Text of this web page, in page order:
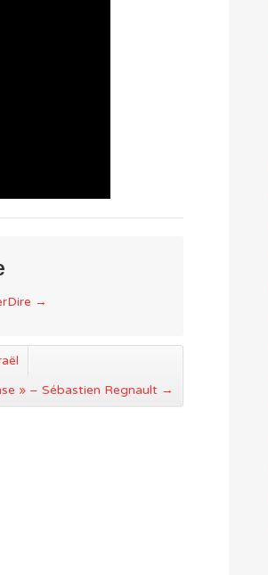
→
» – Sébastien Regnault →